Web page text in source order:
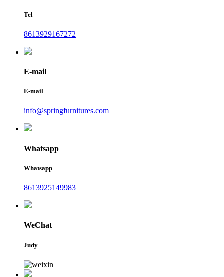
Tel
8613929167272
E-mail
E-mail
info@springfurnitures.com
Whatsapp
Whatsapp
8613925149983
WeChat
Judy